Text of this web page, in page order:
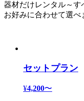
器材だけレンタル～す
お好みに合わせて選べ
セットプラン
¥4,200〜